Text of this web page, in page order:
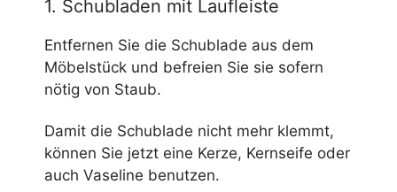
1. Schubladen mit Laufleiste
Entfernen Sie die Schublade aus dem
Möbelstück und befreien Sie sie sofern
nötig von Staub.
Damit die Schublade nicht mehr klemmt,
können Sie jetzt eine Kerze, Kernseife oder
auch Vaseline benutzen.